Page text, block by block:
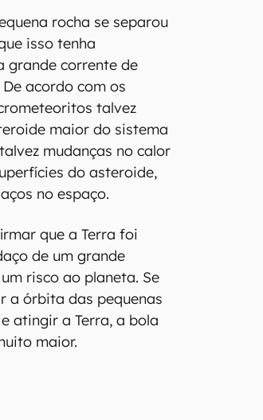
rocha se separou
isso tenha
grande corrente de
acordo com os
talvez
maior do sistema
mudanças no calor
do asteroide,
no espaço.
que a Terra foi
de um grande
risco ao planeta. Se
a órbita das pequenas
atingir a Terra, a bola
maior.